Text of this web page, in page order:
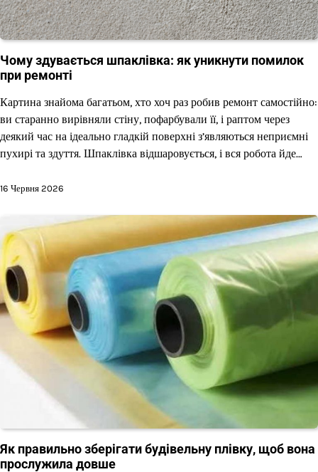
Чому здувається шпаклівка: як уникнути помилок
при ремонті
Картина знайома багатьом, хто хоч раз робив ремонт самостійно:
ви старанно вирівняли стіну, пофарбували її, і раптом через
деякий час на ідеально гладкій поверхні з’являються неприємні
пухирі та здуття. Шпаклівка відшаровується, і вся робота йде…
16 Червня 2026
Як правильно зберігати будівельну плівку, щоб вона
прослужила довше